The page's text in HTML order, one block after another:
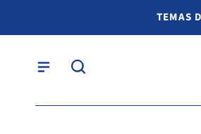
TEMAS